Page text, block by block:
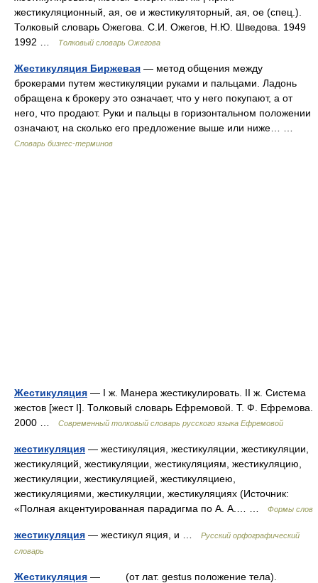
жестикуляционный, ая, ое и жестикуляторный, ая, ое (спец.).
Толковый словарь Ожегова. С.И. Ожегов, Н.Ю. Шведова. 1949
1992 …
Толковый словарь Ожегова
Жестикуляция Биржевая — метод общения между
брокерами путем жестикуляции руками и пальцами. Ладонь
обращена к брокеру это означает, что у него покупают, а от
него, что продают. Руки и пальцы в горизонтальном положении
означают, на сколько его предложение выше или ниже… …
Словарь бизнес-терминов
Жестикуляция — I ж. Манера жестикулировать. II ж. Система
жестов [жест I]. Толковый словарь Ефремовой. Т. Ф. Ефремова.
2000 …
Современный толковый словарь русского языка Ефремовой
жестикуляция — жестикуляция, жестикуляции, жестикуляции,
жестикуляций, жестикуляции, жестикуляциям, жестикуляцию,
жестикуляции, жестикуляцией, жестикуляциею,
жестикуляциями, жестикуляции, жестикуляциях (Источник:
«Полная акцентуированная парадигма по А. А.… …
Формы слов
жестикуляция — жестикул яция, и …
Русский орфографический
словарь
Жестикуляция — (от лат. gestus положение тела).